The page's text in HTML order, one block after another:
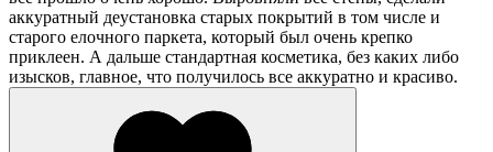
аккуратный деустановка старых покрытий в том числе и
старого елочного паркета, который был очень крепко
приклеен. А дальше стандартная косметика, без каких либо
изысков, главное, что получилось все аккуратно и красиво.